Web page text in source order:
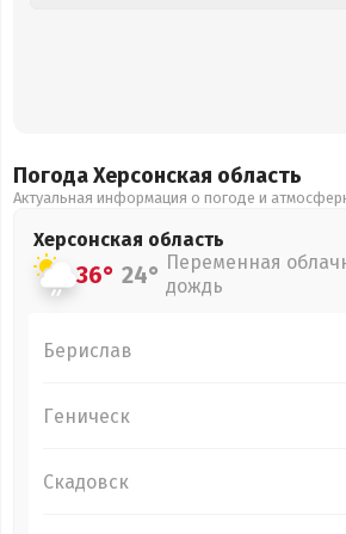
Погода Херсонская область
Актуальная информация о погоде и
Херсонская область
36° 24° Переменная
дождь
Берислав
Геническ
Скадовск